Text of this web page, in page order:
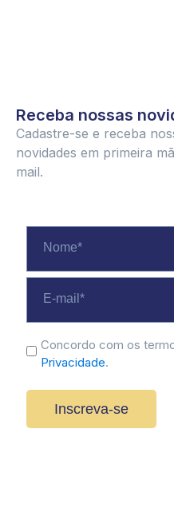
Receba nossas
Cadastre-se e receba
novidades em primeira
mail.
mail
*
politica
Concordo com os
Privacidade.